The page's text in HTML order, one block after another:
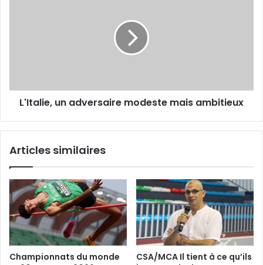
L'Italie, un adversaire modeste mais ambitieux
Articles similaires
Championnats du monde
CSA/MCA Il tient à ce qu’ils